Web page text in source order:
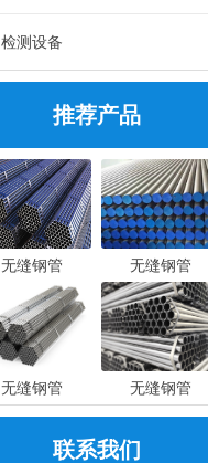
检测设备
推荐产品
无缝钢管 无缝钢管
无缝钢管 无缝钢管
联系我们